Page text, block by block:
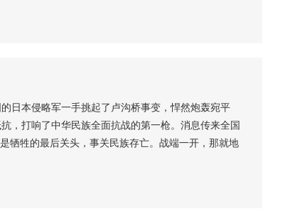
兵、关爱老兵”这一主题下，我们凝聚在一起。2015
日本侵略军一手挑起了卢沟桥事变，悍然炮轰宛平
，打响了中华民族全面抗战的第一枪。消息传来全国
牺牲的最后关头，事关民族存亡。战端一开，那就地
承诺，立刻出兵30万，战争期间向国家提供300万壮